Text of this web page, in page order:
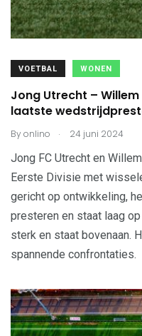
VOETBAL WONEN
Jong Utrecht –
laatste
Byonlino . 24 juni 2024
Jong FC Utrecht en
Eerste Divisie met
gericht op ontwikkeling,
presteren en staat laag
sterk en staat bovenaan.
spannende confrontaties.